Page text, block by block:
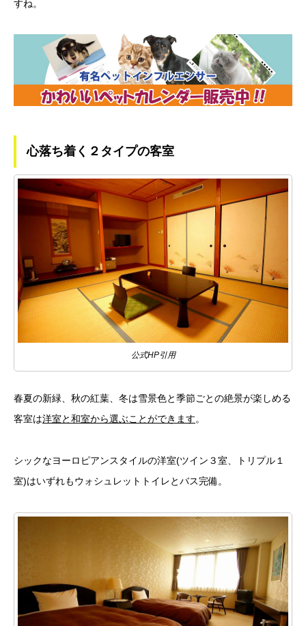
すね。
心落ち着く２タイプの客室
公式HP引用
春夏の新緑、秋の紅葉、冬は雪景色と季節ごとの絶景が楽しめる
客室は洋室と和室から選ぶことができます。
シックなヨーロピアンスタイルの洋室(ツイン３室、トリプル１
室)はいずれもウォシュレットトイレとバス完備。